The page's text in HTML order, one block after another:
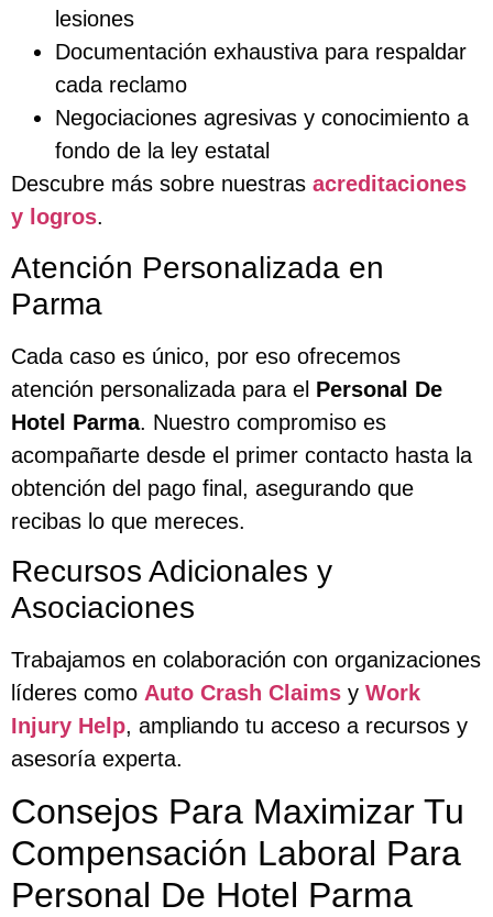
lesiones
Documentación exhaustiva para respaldar
cada reclamo
Negociaciones agresivas y conocimiento a
fondo de la ley estatal
Descubre más sobre nuestras acreditaciones
y logros.
Atención Personalizada en
Parma
Cada caso es único, por eso ofrecemos
atención personalizada para el Personal De
Hotel Parma. Nuestro compromiso es
acompañarte desde el primer contacto hasta la
obtención del pago final, asegurando que
recibas lo que mereces.
Recursos Adicionales y
Asociaciones
Trabajamos en colaboración con organizaciones
líderes como Auto Crash Claims y Work
Injury Help, ampliando tu acceso a recursos y
asesoría experta.
Consejos Para Maximizar Tu
Compensación Laboral Para
Personal De Hotel Parma